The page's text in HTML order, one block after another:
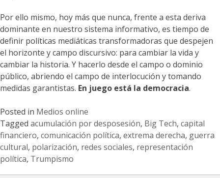
Por ello mismo, hoy más que nunca, frente a esta deriva
dominante en nuestro sistema informativo, es tiempo de
definir políticas mediáticas transformadoras que despejen
el horizonte y campo discursivo: para cambiar la vida y
cambiar la historia. Y hacerlo desde el campo o dominio
público, abriendo el campo de interlocución y tomando
medidas garantistas. En juego está la democracia.
Posted in Medios online
Tagged acumulación por desposesión, Big Tech, capital
financiero, comunicación política, extrema derecha, guerra
cultural, polarización, redes sociales, representación
política, Trumpismo